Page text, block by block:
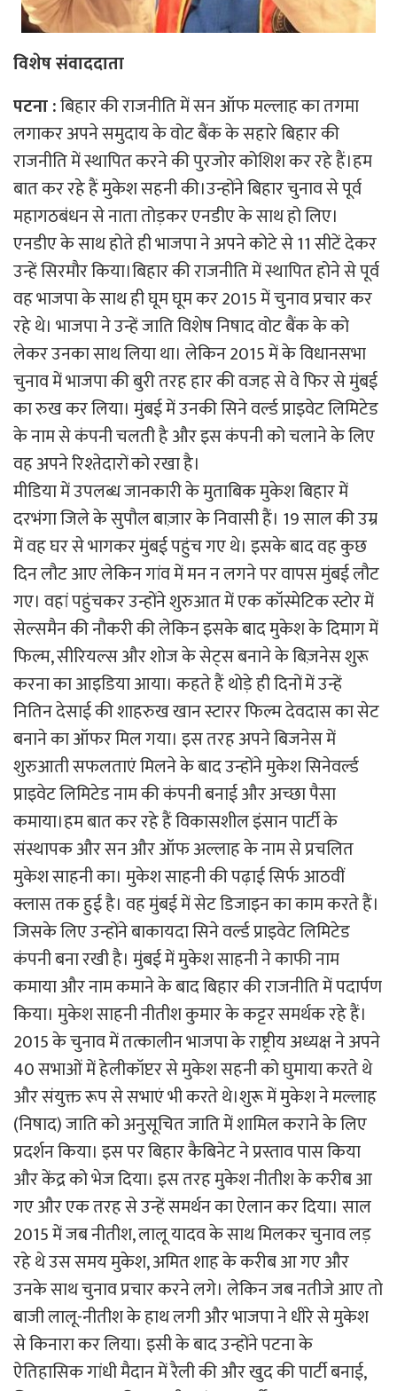
विशेष संवाददाता
पटना :बिहार की राजनीति में सन ऑफ मल्लाह का तगमा
लगाकर अपने समुदाय के वोट बैंक के सहारे बिहार की
राजनीति में स्थापित करने की पुरजोर कोशिश कर रहे हैं।हम
बात कर रहे हैं मुकेश सहनी की।उन्होंने बिहार चुनाव से पूर्व
महागठबंधन से नाता तोड़कर एनडीए के साथ हो लिए।
एनडीए के साथ होते ही भाजपा ने अपने कोटे से 11 सीटें देकर
उन्हें सिरमौर किया।बिहार की राजनीति में स्थापित होने से पूर्व
वह भाजपा के साथ ही घूम घूम कर 2015 में चुनाव प्रचार कर
रहे थे। भाजपा ने उन्हें जाति विशेष निषाद वोट बैंक के को
लेकर उनका साथ लिया था। लेकिन 2015 में के विधानसभा
चुनाव में भाजपा की बुरी तरह हार की वजह से वे फिर से मुंबई
का रुख कर लिया। मुंबई में उनकी सिने वर्ल्ड प्राइवेट लिमिटेड
के नाम से कंपनी चलती है और इस कंपनी को चलाने के लिए
वह अपने रिश्तेदारों को रखा है।
मीडिया में उपलब्ध जानकारी के मुताबिक मुकेश बिहार में
दरभंगा जिले के सुपौल बाज़ार के निवासी हैं। 19 साल की उम्र
में वह घर से भागकर मुंबई पहुंच गए थे। इसके बाद वह कुछ
दिन लौट आए लेकिन गांव में मन न लगने पर वापस मुंबई लौट
गए। वहां पहुंचकर उन्होंने शुरुआत में एक कॉस्मेटिक स्टोर में
सेल्समैन की नौकरी की लेकिन इसके बाद मुकेश के दिमाग में
फिल्म, सीरियल्स और शोज के सेट्स बनाने के बिज़नेस शुरू
करना का आइडिया आया। कहते हैं थोड़े ही दिनों में उन्हें
नितिन देसाई की शाहरुख खान स्टारर फिल्म देवदास का सेट
बनाने का ऑफर मिल गया। इस तरह अपने बिजनेस में
शुरुआती सफलताएं मिलने के बाद उन्होंने मुकेश सिनेवर्ल्ड
प्राइवेट लिमिटेड नाम की कंपनी बनाई और अच्छा पैसा
कमाया।हम बात कर रहे हैं विकासशील इंसान पार्टी के
संस्थापक और सन और ऑफ अल्लाह के नाम से प्रचलित
मुकेश साहनी का। मुकेश साहनी की पढ़ाई सिर्फ आठवीं
क्लास तक हुई है। वह मुंबई में सेट डिजाइन का काम करते हैं।
जिसके लिए उन्होंने बाकायदा सिने वर्ल्ड प्राइवेट लिमिटेड
कंपनी बना रखी है। मुंबई में मुकेश साहनी ने काफी नाम
कमाया और नाम कमाने के बाद बिहार की राजनीति में पदार्पण
किया। मुकेश साहनी नीतीश कुमार के कट्टर समर्थक रहे हैं।
2015 के चुनाव में तत्कालीन भाजपा के राष्ट्रीय अध्यक्ष ने अपने
40 सभाओं में हेलीकॉप्टर से मुकेश सहनी को घुमाया करते थे
और संयुक्त रूप से सभाएं भी करते थे।शुरू में मुकेश ने मल्लाह
(निषाद) जाति को अनुसूचित जाति में शामिल कराने के लिए
प्रदर्शन किया। इस पर बिहार कैबिनेट ने प्रस्ताव पास किया
और केंद्र को भेज दिया। इस तरह मुकेश नीतीश के करीब आ
गए और एक तरह से उन्हें समर्थन का ऐलान कर दिया। साल
2015 में जब नीतीश, लालू यादव के साथ मिलकर चुनाव लड़
रहे थे उस समय मुकेश, अमित शाह के करीब आ गए और
उनके साथ चुनाव प्रचार करने लगे। लेकिन जब नतीजे आए तो
बाजी लालू-नीतीश के हाथ लगी और भाजपा ने धीरे से मुकेश
से किनारा कर लिया। इसी के बाद उन्होंने पटना के
ऐतिहासिक गांधी मैदान में रैली की और खुद की पार्टी बनाई,